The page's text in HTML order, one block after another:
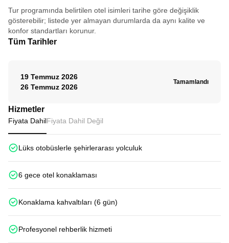
üzere...
Tur programında belirtilen otel isimleri tarihe göre değişiklik
gösterebilir; listede yer almayan durumlarda da aynı kalite ve
konfor standartları korunur.
Tüm Tarihler
19 Temmuz 2026
26 Temmuz 2026
Tamamlandı
Hizmetler
Fiyata DahilFiyata Dahil Değil
Lüks otobüslerle şehirlerarası yolculuk
6 gece otel konaklaması
Konaklama kahvaltıları (6 gün)
Profesyonel rehberlik hizmeti